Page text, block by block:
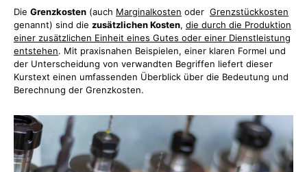
Die Grenzkosten (auch Marginalkosten oder Grenzstückkosten
genannt) sind die zusätzlichen Kosten, die durch die Produktion
einer zusätzlichen Einheit eines Gutes oder einer Dienstleistung
entstehen. Mit praxisnahen Beispielen, einer klaren Formel und
der Unterscheidung von verwandten Begriffen liefert dieser
Kurstext einen umfassenden Überblick über die Bedeutung und
Berechnung der Grenzkosten.